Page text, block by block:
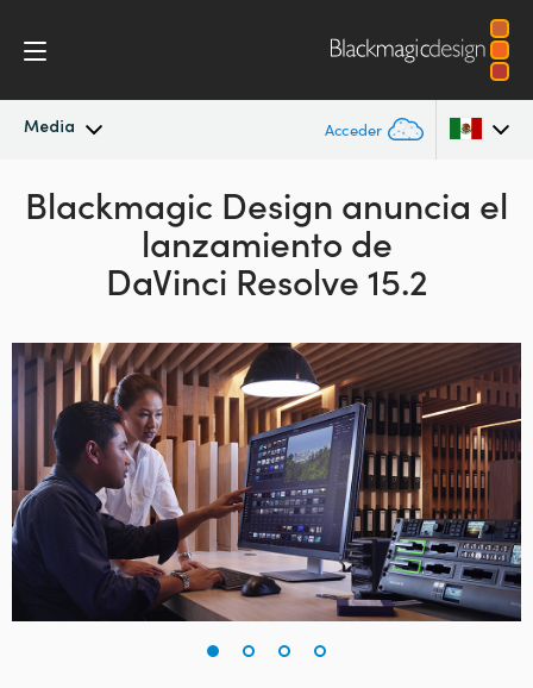
Media Acceder
NovedadesArgentina
Australia
Austria
Brazil
Canada
China
Denmark
Finland
France
Blackmagic Design anuncia el
lanzamiento de
DaVinci Resolve 15.2